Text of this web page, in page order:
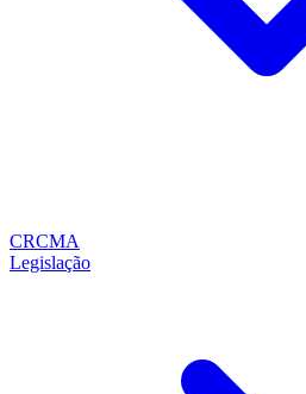
CRCMA
Legislação